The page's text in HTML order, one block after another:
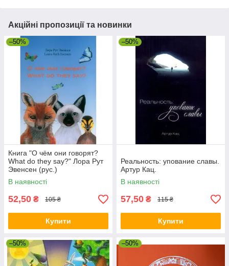
Акційні пропозиції та новинки
–50%
Книга "О чём они говорят?
What do they say?" Лора Рут
Эвенсен (рус.)
В наявності
52,50 ₴ 105 ₴
Купити
–50%
Реальность: упование славы.
Артур Кац.
В наявності
57,50 ₴ 115 ₴
Купити
–50% –50%